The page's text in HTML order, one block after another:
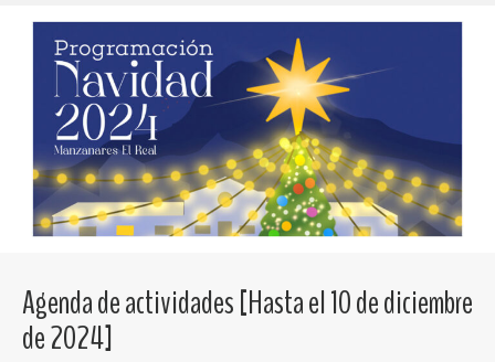
Agenda de actividades [Hasta el 10 de diciembre
de 2024]